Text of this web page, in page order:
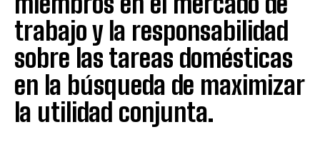
trabajo y la responsabilidad
sobre las tareas domésticas
en la búsqueda de maximizar
la utilidad conjunta.